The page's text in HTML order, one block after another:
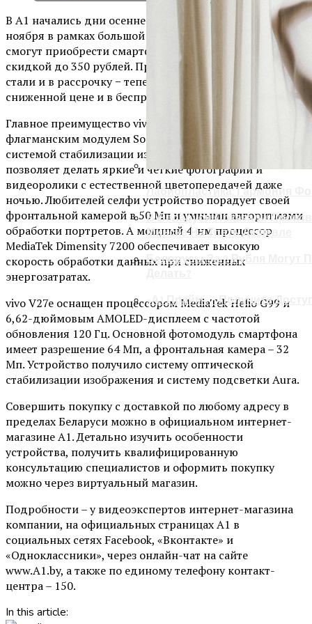
Лабиопластика: Гармония
В Беларуси Показали
Минске На Треть Дешевле
Белорусы За 2 Рубля Могут
«А1 Прайм» – Получите
В А1 начались дни осеннего шопинга! С 11 по 27
ноября в рамках большой распродажи покупатели
смогут приобрести смартфоны vivo V27 и vivo V27e со
скидкой до 350 рублей. При этом доступнее девайсы
стали и в рассрочку − теперь их можно купить по
сниженной цене и в беспроцентную рассрочку.
Главное преимущество vivo V27 − это система камер с
флагманским модулем Sony IMX766V и гибридной
системой стабилизации изображения, которая
позволяет делать яркие и четкие фотографии и
видеоролики с естественной цветопередачей даже
ночью. Любителей селфи устройство порадует своей
фронтальной камерой в 50 Мп и умными алгоритмами
обработки портретов. А мощный 4-нм процессор
MediaTek Dimensity 7200 обеспечивает высокую
скорость обработки данных при сниженных
энергозатратах.
vivo V27e оснащен процессором MediaTek Helio G99 и
6,62-дюймовым AMOLED-дисплеем с частотой
обновления 120 Гц. Основной фотомодуль смартфона
имеет разрешение 64 Мп, а фронтальная камера – 32
Мп. Устройство получило систему оптической
стабилизации изображения и систему подсветки Aura.
Совершить покупку с доставкой по любому адресу в
пределах Беларуси можно в официальном интернет-
магазине А1. Детально изучить особенности
устройства, получить квалифицированную
консультацию специалистов и оформить покупку
можно через виртуальный магазин.
Подробности – у видеоэкспертов интернет-магазина
компании, на официальных страницах A1 в
социальных сетях Facebook, «Вконтакте» и
«Одноклассники», через онлайн-чат на сайте
www.A1.by, а также по единому телефону контакт-
центра – 150.
In this article: